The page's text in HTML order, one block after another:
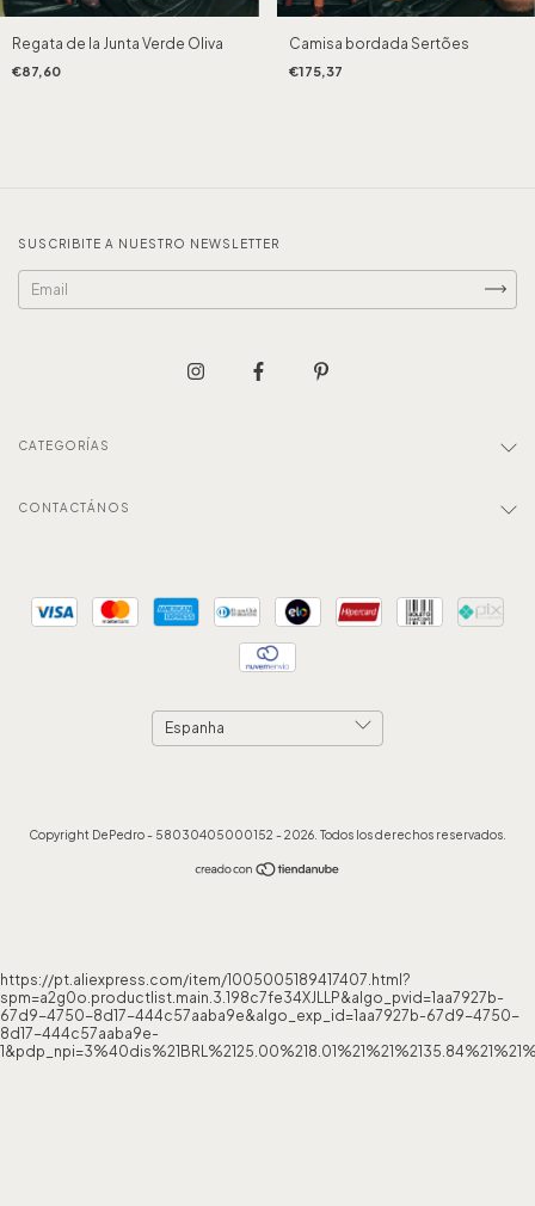
Regata de la Junta Verde Oliva
€87,60
Camisa bordada Sertões
€175,37
SUSCRIBITE A NUESTRO NEWSLETTER
CATEGORÍAS
CONTACTÁNOS
Copyright DePedro - 58030405000152 - 2026. Todos los derechos reservados.
https://pt.aliexpress.com/item/1005005189417407.html?
spm=a2g0o.productlist.main.3.198c7fe34XJLLP&algo_pvid=1aa7927b-
67d9-4750-8d17-444c57aaba9e&algo_exp_id=1aa7927b-67d9-4750-
8d17-444c57aaba9e-